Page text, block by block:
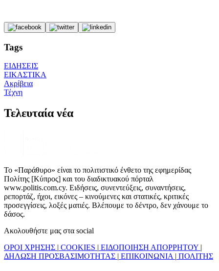
Tags
ΕΙΔΗΣΕΙΣ
ΕΙΚΑΣΤΙΚΑ
Ακρίβεια
Τέχνη
Τελευταία νέα
Το «Παράθυρο» είναι το πολιτιστικό ένθετο της εφημερίδας
Πολίτης [Κύπρος] και του διαδικτυακού πόρταλ
www.politis.com.cy. Ειδήσεις, συνεντεύξεις, συναντήσεις,
ρεπορτάζ, ήχοι, εικόνες – κινούμενες και στατικές, κριτικές
προσεγγίσεις, λοξές ματιές. Βλέπουμε το δέντρο, δεν χάνουμε το
δάσος.
Ακολουθήστε μας στα social
ΟΡΟΙ ΧΡΗΣΗΣ | COOKIES | ΕΙΔΟΠΟΙΗΣΗ ΑΠΟΡΡΗΤΟΥ |
ΔΗΛΩΣΗ ΠΡΟΣΒΑΣΙΜΟΤΗΤΑΣ | ΕΠΙΚΟΙΝΩΝΙΑ | ΠΟΛΙΤΗΣ